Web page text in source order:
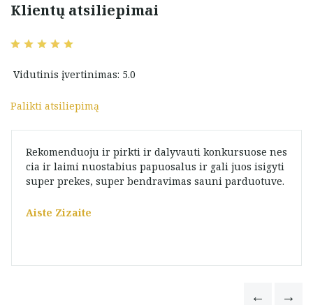
Klientų atsiliepimai
Vidutinis įvertinimas: 5.0
Palikti atsiliepimą
Rekomenduoju ir pirkti ir dalyvauti konkursuose nes
cia ir laimi nuostabius papuosalus ir gali juos isigyti
super prekes, super bendravimas sauni parduotuve.
Aiste Zizaite